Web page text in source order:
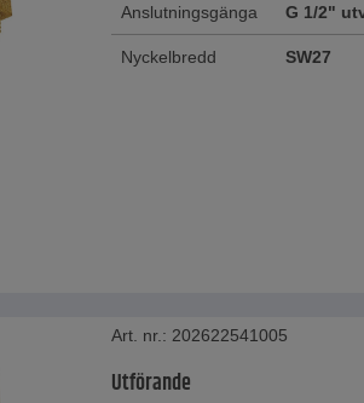
Anslutningsgänga G 1/2"
Nyckelbredd SW27
Art. nr.: 202622541005
Utförande